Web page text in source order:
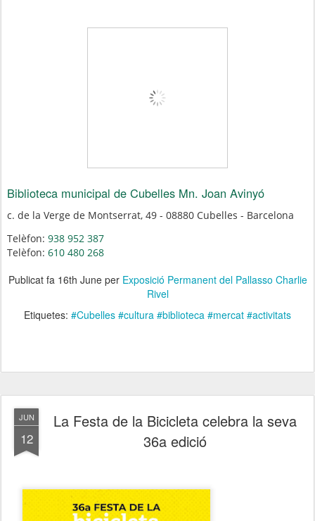
Biblioteca municipal de Cubelles Mn. Joan Avinyó
c. de la Verge de Montserrat, 49 - 08880 Cubelles - Barcelona
Telèfon: 938 952 387
Telèfon: 610 480 268
Publicat fa 16th Juneper Exposició Permanent del Pallasso Charlie
Rivel
Etiquetes: #Cubelles #cultura #biblioteca #mercat #activitats
JUN
12
La Festa de la Bicicleta celebra la seva
36a edició